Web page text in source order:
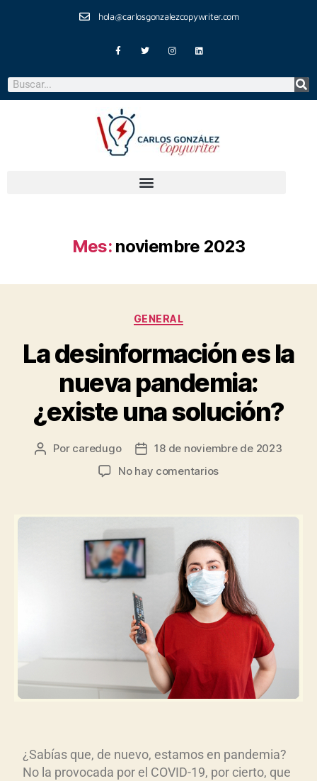
hola@carlosgonzalezcopywriter.com
Mes: noviembre 2023
GENERAL
La desinformación es la
nueva pandemia:
¿existe una solución?
Por caredugo
18 de noviembre de 2023
No hay comentarios
¿Sabías que, de nuevo, estamos en pandemia?
No la provocada por el COVID-19, por cierto, que